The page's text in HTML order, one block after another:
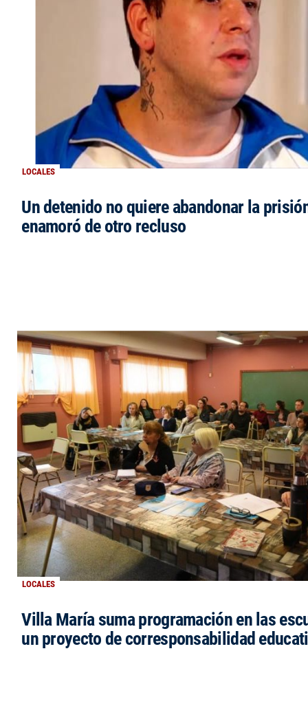
LOCALES
Un detenido no quiere abandonar la
enamoró de otro recluso
LOCALES
Villa María suma programación en las
un proyecto de corresponsabilidad